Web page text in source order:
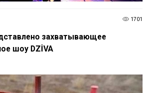
1701
захватывающее
шоу DZİVA